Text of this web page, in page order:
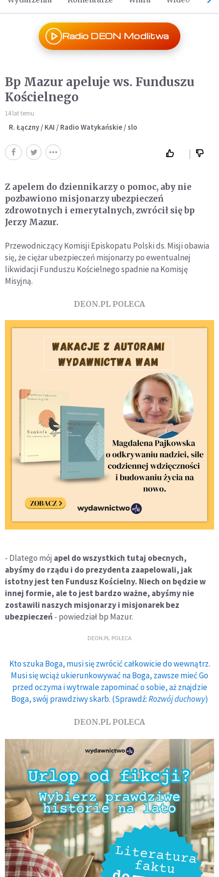
Radio DEON Modlitwa
Bp Mazur apeluje ws. Funduszu
Kościelnego
14 lat temu
R. Łączny / KAI / Radio Watykańskie / slo
Z apelem do dziennikarzy o pomoc, aby nie
pozbawiono misjonarzy ubezpieczeń
zdrowotnych i emerytalnych, zwrócił się bp
Jerzy Mazur.
Przewodniczący Komisji Episkopatu Polski ds. Misji obawia
się, że ciężar ubezpieczeń misjonarzy po ewentualnej
likwidacji Funduszu Kościelnego spadnie na Komisję
Misyjną.
DEON.PL POLECA
- Dlatego mój apel do wszystkich tutaj obecnych,
abyśmy do rządu i do prezydenta zaapelowali, jak
istotny jest ten Fundusz Kościelny. Niech on będzie w
innej formie, ale to jest bardzo ważne, abyśmy nie
zostawili naszych misjonarzy i misjonarek bez
ubezpieczeń - powiedział bp Mazur.
DEON.PL POLECA
Kto szuka Boga, musi się zwrócić całkowicie do wewnątrz.
Musi się wciąż ukierunkowywać na Boga, zawsze mieć Go
przed oczyma i wytrwale zapominać o sobie, aż znajdzie
Boga, swój prawdziwy skarb. (Sprawdź:Rozwój duchowy)
DEON.PL POLECA